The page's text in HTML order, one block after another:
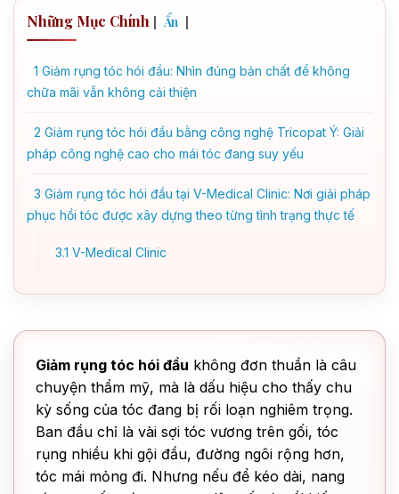
Những Mục Chính [ Ẩn ]
1 Giảm rụng tóc hói đầu: Nhìn đúng bản chất để không
chữa mãi vẫn không cải thiện
2 Giảm rụng tóc hói đầu bằng công nghệ Tricopat Ý: Giải
pháp công nghệ cao cho mái tóc đang suy yếu
3 Giảm rụng tóc hói đầu tại V-Medical Clinic: Nơi giải pháp
phục hồi tóc được xây dựng theo từng tình trạng thực tế
3.1 V-Medical Clinic
Giảm rụng tóc hói đầu không đơn thuần là câu
chuyện thẩm mỹ, mà là dấu hiệu cho thấy chu
kỳ sống của tóc đang bị rối loạn nghiêm trọng.
Ban đầu chỉ là vài sợi tóc vương trên gối, tóc
rụng nhiều khi gội đầu, đường ngôi rộng hơn,
tóc mái mỏng đi. Nhưng nếu để kéo dài, nang